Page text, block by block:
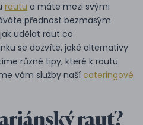
rautu a máte mezi svými
přednost bezmasým
udělat raut co
se dozvíte, jaké alternativy
různé tipy, které k rautu
vám služby naší cateringové
raut?